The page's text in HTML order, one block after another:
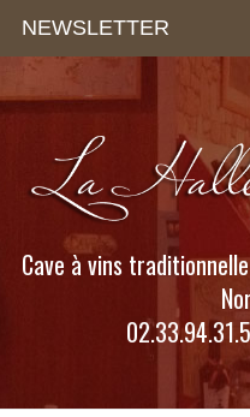
NEWSLETTER
Cave à vins
Panneau de gestion des